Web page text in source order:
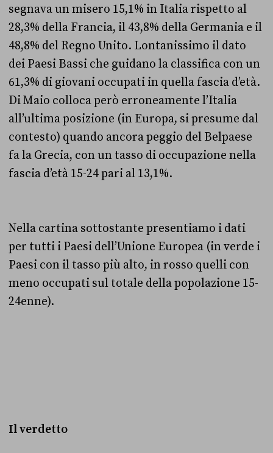
segnava un misero 15,1% in Italia rispetto al
28,3% della Francia, il 43,8% della Germania e il
48,8% del Regno Unito. Lontanissimo il dato
dei Paesi Bassi che guidano la classifica con un
61,3% di giovani occupati in quella fascia d’età.
Di Maio colloca però erroneamente l’Italia
all’ultima posizione (in Europa, si presume dal
contesto) quando ancora peggio del Belpaese
fa la Grecia, con un tasso di occupazione nella
fascia d’età 15-24 pari al 13,1%.
Nella cartina sottostante presentiamo i dati
per tutti i Paesi dell’Unione Europea (in verde i
Paesi con il tasso più alto, in rosso quelli con
meno occupati sul totale della popolazione 15-
24enne).
Il verdetto